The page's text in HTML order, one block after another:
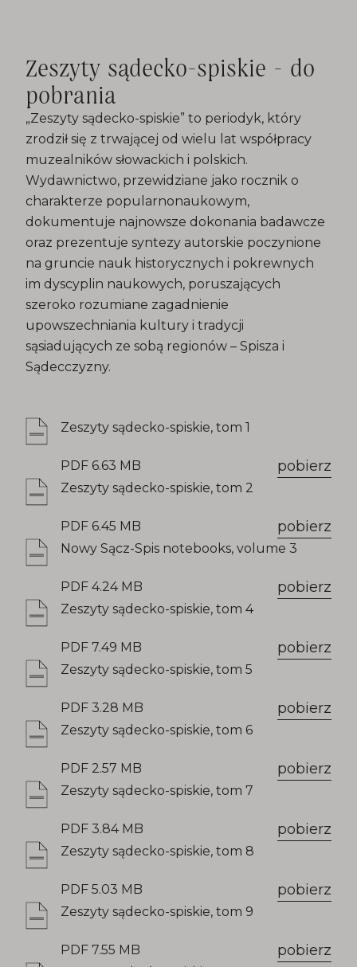
Zeszyty sądecko-spiskie - do
pobrania
„Zeszyty sądecko-spiskie” to periodyk, który
zrodził się z trwającej od wielu lat współpracy
muzealników słowackich i polskich.
Wydawnictwo, przewidziane jako rocznik o
charakterze popularnonaukowym,
dokumentuje najnowsze dokonania badawcze
oraz prezentuje syntezy autorskie poczynione
na gruncie nauk historycznych i pokrewnych
im dyscyplin naukowych, poruszających
szeroko rozumiane zagadnienie
upowszechniania kultury i tradycji
sąsiadujących ze sobą regionów – Spisza i
Sądecczyzny.
Zeszyty sądecko-spiskie, tom 1
PDF 6.63 MB pobierz
Zeszyty sądecko-spiskie, tom 2
PDF 6.45 MB pobierz
Nowy Sącz-Spis notebooks, volume 3
PDF 4.24 MB pobierz
Zeszyty sądecko-spiskie, tom 4
PDF 7.49 MB pobierz
Zeszyty sądecko-spiskie, tom 5
PDF 3.28 MB pobierz
Zeszyty sądecko-spiskie, tom 6
PDF 2.57 MB pobierz
Zeszyty sądecko-spiskie, tom 7
PDF 3.84 MB pobierz
Zeszyty sądecko-spiskie, tom 8
PDF 5.03 MB pobierz
Zeszyty sądecko-spiskie, tom 9
PDF 7.55 MB pobierz